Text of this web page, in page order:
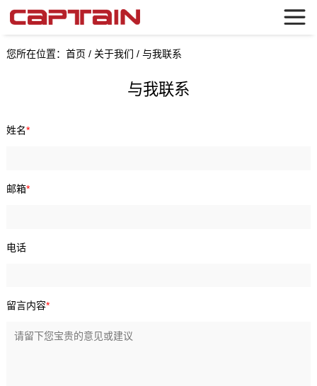
您所在位置： 首页 / 关于我们 / 与我联系
与我联系
姓名*
邮箱*
电话
留言内容*